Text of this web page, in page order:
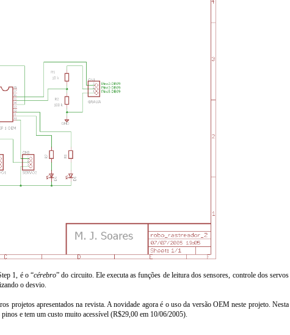
1, é o “cérebro” do circuito. Ele executa as funções de leitura dos sensores, controle dos servos
o desvio.
projetos apresentados na revista. A novidade agora é o uso da versão OEM neste projeto. Nesta
e tem um custo muito acessível (R$29,00 em 10/06/2005).